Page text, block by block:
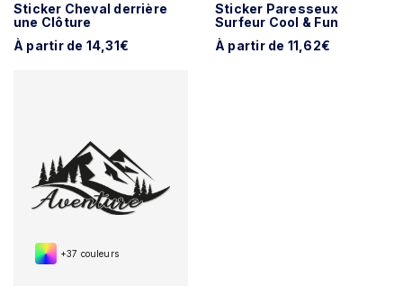
Sticker Cheval derrière
une Clôture
À partir de 14,31€
Sticker Paresseux
Surfeur Cool & Fun
À partir de 11,62€
+37 couleurs